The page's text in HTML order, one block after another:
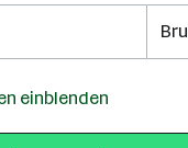
einblenden